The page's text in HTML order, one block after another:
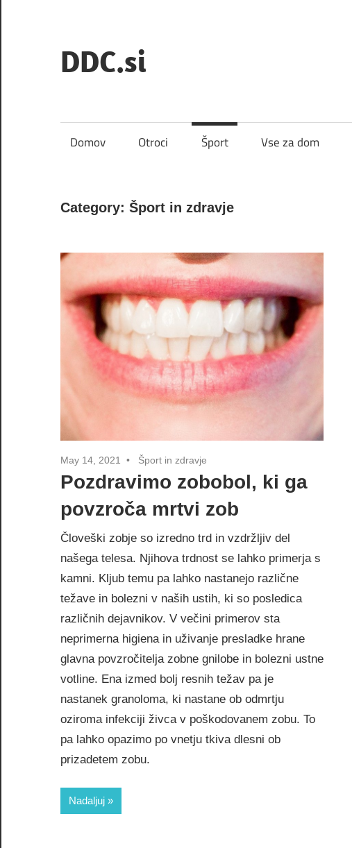
content
DDC.si
Domov Otroci Šport Vse za dom
Category: Šport in zdravje
May 14, 2021 Šport in zdravje
Pozdravimo zobobol, ki ga
povzroča mrtvi zob
Človeški zobje so izredno trd in vzdržljiv del
našega telesa. Njihova trdnost se lahko primerja s
kamni. Kljub temu pa lahko nastanejo različne
težave in bolezni v naših ustih, ki so posledica
različnih dejavnikov. V večini primerov sta
neprimerna higiena in uživanje presladke hrane
glavna povzročitelja zobne gnilobe in bolezni ustne
votline. Ena izmed bolj resnih težav pa je
nastanek granoloma, ki nastane ob odmrtju
oziroma infekciji živca v poškodovanem zobu. To
pa lahko opazimo po vnetju tkiva dlesni ob
prizadetem zobu.
Nadaljuj